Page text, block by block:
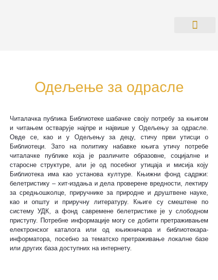
Одељење за одрасле
Читалачка публика Библиотеке шабачке своју потребу за књигом
и читањем остварује најпре и највише у Одељењу за одрасле.
Овде се, као и у Одељењу за децу, стичу први утисци о
Библиотеци. Зато на политику набавке књига утичу потребе
читалачке публике која је различите образовне, социјалне и
старосне структуре, али је од посебног утицаја и мисија коју
Библиотека има као установа културе. Књижни фонд садржи:
белетристику – хит-издања и дела проверене вредности, лектиру
за средњошколце, приручнике за природне и друштвене науке,
као и општу и приручну литературу. Књиге су смештене по
систему УДК, а фонд савремене белетристике је у слободном
приступу. Потребне информације могу се добити претраживањем
електронског каталога или од књижничара и библиотекара-
информатора, посебно за тематско претраживање локалне базе
или других база доступних на интернету.